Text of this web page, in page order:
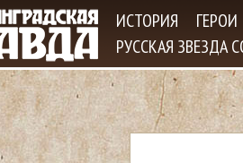
ИСТОРИЯ ГЕРОИ
РУССКАЯ ЗВЕЗДА